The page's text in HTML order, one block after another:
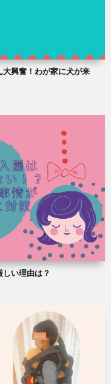
興奮！わが家に犬が来
しい理由は？